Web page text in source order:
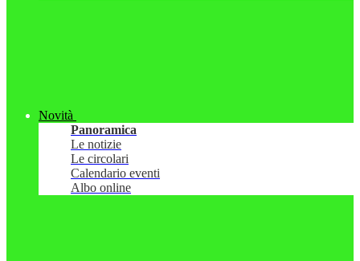
Novità
Panoramica
Le notizie
Le circolari
Calendario eventi
Albo online